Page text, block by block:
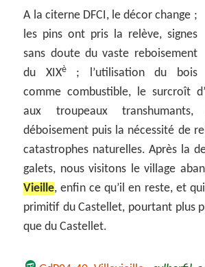
A la citerne DFCI, le décor change ;
les pins ont pris la relève, signes
sans doute du vaste reboisement
du XIXè; l’utilisation du bois
comme combustible, le surcroît
aux troupeaux
déboisement puis la nécessité de
catastrophes naturelles. Après la
galets, nous visitons le village
Vieille, enfin ce qu’il en reste, et
primitif du Castellet, pourtant plus
que du Castellet.